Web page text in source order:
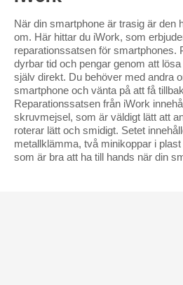
När din smartphone är trasig är den
om. Här hittar du iWork, som
reparationssatsen för smartphones.
dyrbar tid och pengar genom att
själv direkt. Du behöver med andra
smartphone och vänta på att få
Reparationssatsen från iWork
skruvmejsel, som är väldigt lätt att
roterar lätt och smidigt. Setet
metallklämma, två minikoppar i
som är bra att ha till hands när din